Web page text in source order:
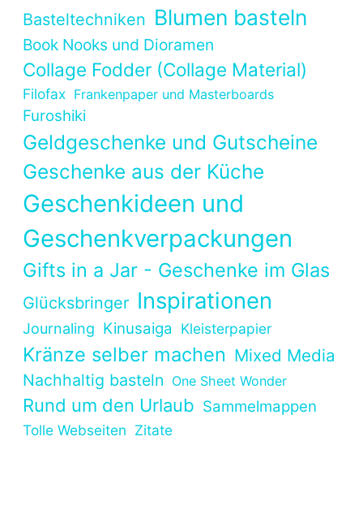
Basteltechniken Blumen basteln
Book Nooks und Dioramen
Collage Fodder (Collage Material)
Filofax Frankenpaper und Masterboards
Furoshiki
Geldgeschenke und Gutscheine
Geschenke aus der Küche
Geschenkideen und
Geschenkverpackungen
Gifts in a Jar - Geschenke im Glas
Glücksbringer Inspirationen
Journaling Kinusaiga Kleisterpapier
Kränze selber machen Mixed Media
Nachhaltig basteln One Sheet Wonder
Rund um den Urlaub Sammelmappen
Tolle Webseiten Zitate